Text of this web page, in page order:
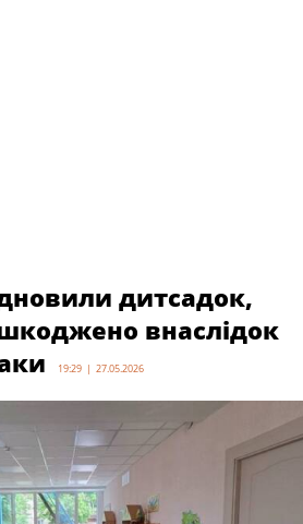
дитсадок,
внаслідок
19:29 | 27.05.2026